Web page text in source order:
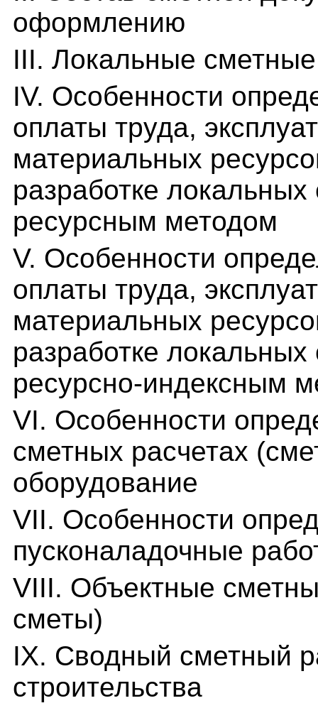
оформлению
III. Локальные
IV. Особенности
оплаты труда,
материальных
разработке
ресурсным методом
V. Особенности
оплаты труда,
материальных
разработке
ресурсно-индексным
VI. Особенности
сметных расчетах
оборудование
VII. Особенности
пусконаладочные
VIII. Объектные
сметы)
IX. Сводный сметный
строительства